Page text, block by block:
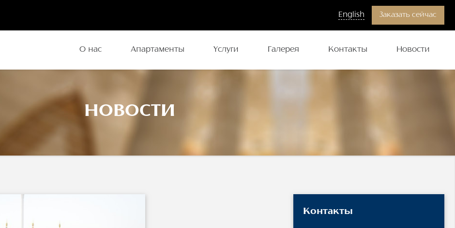
English Заказать сейчас
О нас Апартаменты Услуги Галерея Контакты Новости
НОВОСТИ
Контакты